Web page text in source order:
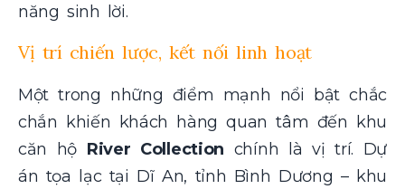
năng sinh lời.
Vị trí chiến lược, kết nối linh hoạt
Một trong những điểm mạnh nổi bật chắc
chắn khiến khách hàng quan tâm đến khu
căn hộ River Collection chính là vị trí. Dự
án tọa lạc tại Dĩ An, tỉnh Bình Dương – khu